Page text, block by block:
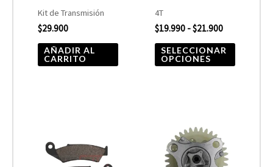
Kit de Transmisión
$29.900
AÑADIR AL
CARRITO
4T
$19.990 -$21.900
SELECCIONAR
OPCIONES
la
página